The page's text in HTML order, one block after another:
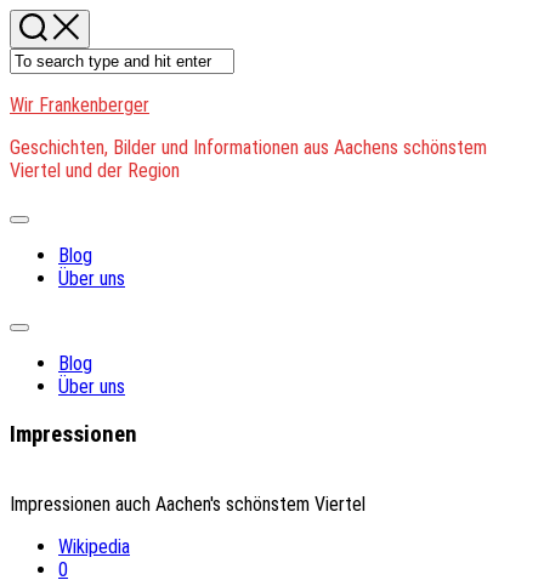
Skip
to
content
Wir Frankenberger
Geschichten, Bilder und Informationen aus Aachens schönstem
Viertel und der Region
Expand
Blog
Über uns
Expand
Blog
Über uns
Impressionen
Impressionen auch Aachen's schönstem Viertel
Wikipedia
0